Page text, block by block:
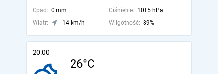
Opad: 0 mm Ciśnienie: 1015 hPa
Wiatr:
14 km/h Wilgotność: 89%
20:00
26°C